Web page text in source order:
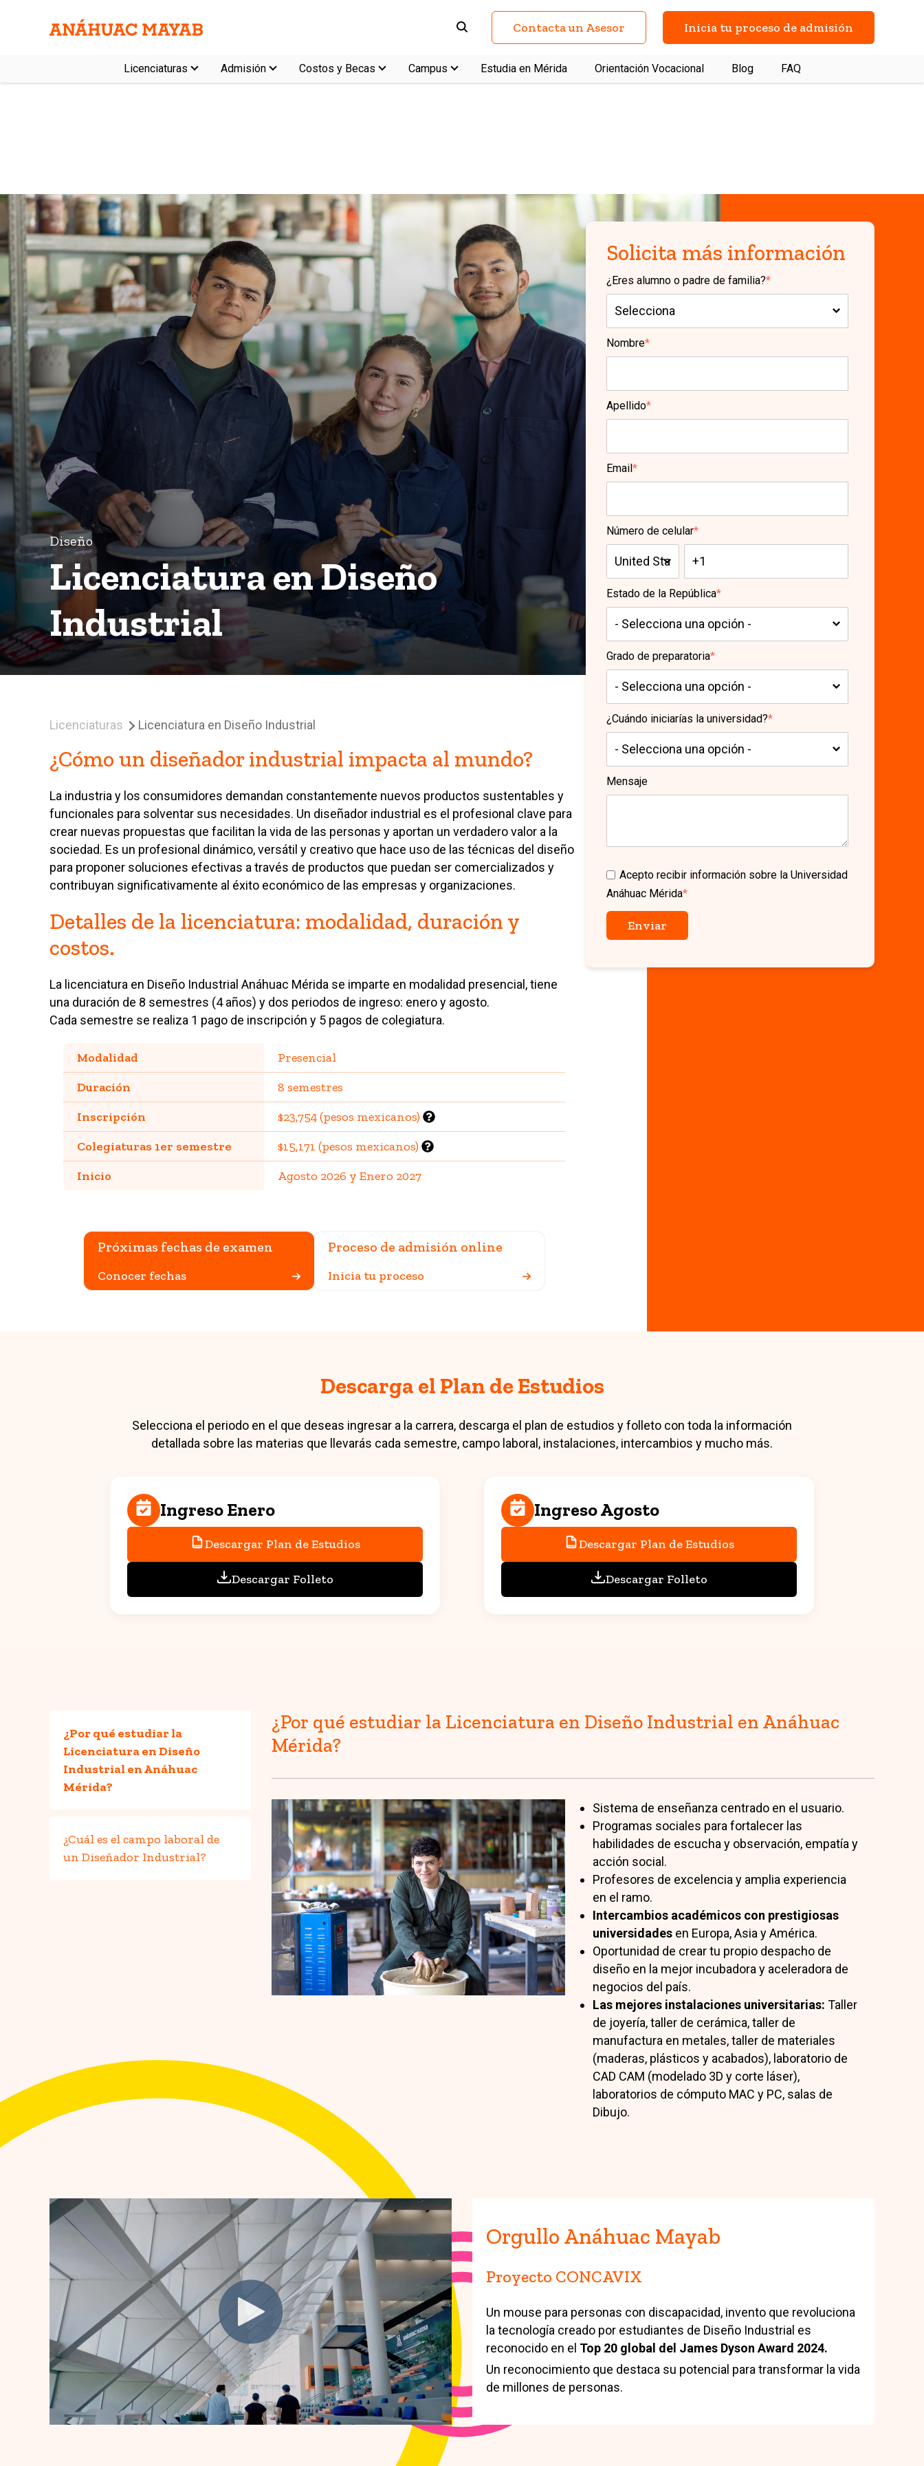
Contacta un Asesor Inicia tu proceso de admisión
Licenciaturas Admisión Costos y Becas Campus Estudia en Mérida Orientación Vocacional Blog FAQ
Diseño
Licenciatura en Diseño
Industrial
Solicita más información
¿Eres alumno o padre de familia?*
Nombre*
Apellido*
Email *
Número de celular*
Estado de la República*
Grado de preparatoria*
¿Cuándo iniciarías la universidad?*
Mensaje
Acepto recibir información sobre la Universidad
Anáhuac Mérida*
Licenciaturas Licenciatura en Diseño Industrial
¿Cómo un diseñador industrial impacta al mundo?
La industria y los consumidores demandan constantemente nuevos productos sustentables y
funcionales para solventar sus necesidades. Un diseñador industrial es el profesional clave para
crear nuevas propuestas que facilitan la vida de las personas y aportan un verdadero valor a la
sociedad. Es un profesional dinámico, versátil y creativo que hace uso de las técnicas del diseño
para proponer soluciones efectivas a través de productos que puedan ser comercializados y
contribuyan significativamente al éxito económico de las empresas y organizaciones.
Detalles de la licenciatura: modalidad, duración y
costos.
La licenciatura en Diseño Industrial Anáhuac Mérida se imparte en modalidad presencial, tiene
una duración de 8 semestres (4 años) y dos periodos de ingreso: enero y agosto.
Cada semestre se realiza 1 pago de inscripción y 5 pagos de colegiatura.
Modalidad
Presencial
Duración
8 semestres
Inscripción
$23,754 (pesos mexicanos)
Colegiaturas 1er semestre
$15,171 (pesos mexicanos)
Inicio
Agosto 2026 y Enero 2027
Próximas fechas de examen
Conocer fechas
Proceso de admisión online
Inicia tu proceso
Descarga el Plan de Estudios
Selecciona el periodo en el que deseas ingresar a la carrera, descarga el plan de estudios y folleto con toda la información
detallada sobre las materias que llevarás cada semestre, campo laboral, instalaciones, intercambios y mucho más.
Ingreso Enero
Descargar Plan de Estudios
Descargar Folleto
Ingreso Agosto
Descargar Plan de Estudios
Descargar Folleto
¿Por qué estudiar la
Licenciatura en Diseño
Industrial en Anáhuac
Mérida?
¿Cuál es el campo laboral de
un Diseñador Industrial?
¿Por qué estudiar la Licenciatura en Diseño Industrial en Anáhuac
Mérida?
Sistema de enseñanza centrado en el usuario.
Programas sociales para fortalecer las
habilidades de escucha y observación, empatía y
acción social.
Profesores de excelencia y amplia experiencia
en el ramo.
Intercambios académicos con prestigiosas
universidades en Europa, Asia y América.
Oportunidad de crear tu propio despacho de
diseño en la mejor incubadora y aceleradora de
negocios del país.
Las mejores instalaciones universitarias: Taller
de joyería, taller de cerámica, taller de
manufactura en metales, taller de materiales
(maderas, plásticos y acabados), laboratorio de
CAD CAM (modelado 3D y corte láser),
laboratorios de cómputo MAC y PC, salas de
Dibujo.
Orgullo Anáhuac Mayab
Proyecto CONCAVIX
Un mouse para personas con discapacidad, invento que revoluciona
la tecnología creado por estudiantes de Diseño Industrial es
reconocido en el Top 20 global del James Dyson Award 2024.
Un reconocimiento que destaca su potencial para transformar la vida
de millones de personas.